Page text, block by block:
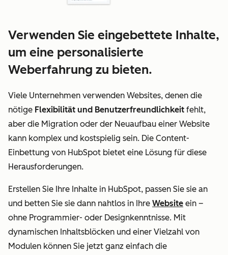
Verwenden Sie eingebettete Inhalte,
um eine personalisierte
Weberfahrung zu bieten.
Viele Unternehmen verwenden Websites, denen die
nötige Flexibilität und Benutzerfreundlichkeit fehlt,
aber die Migration oder der Neuaufbau einer Website
kann komplex und kostspielig sein. Die Content-
Einbettung von HubSpot bietet eine Lösung für diese
Herausforderungen.
Erstellen Sie Ihre Inhalte in HubSpot, passen Sie sie an
und betten Sie sie dann nahtlos in Ihre Website ein –
ohne Programmier- oder Designkenntnisse. Mit
dynamischen Inhaltsblöcken und einer Vielzahl von
Modulen können Sie jetzt ganz einfach die